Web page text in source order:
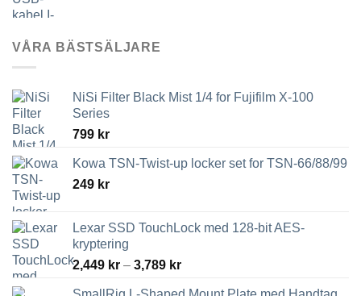
VÅRA BÄSTSÄLJARE
NiSi Filter Black Mist 1/4 for Fujifilm X-100
Series
799 kr
Kowa TSN-Twist-up locker set for TSN-66/88/99
249 kr
Lexar SSD TouchLock med 128-bit AES-
kryptering
2,449 kr – 3,789 krPrisintervall: